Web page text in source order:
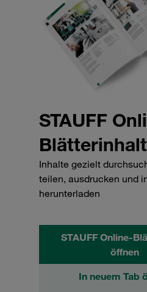
STAUFF
Blätterinhalt
Inhalte gezielt
teilen, ausdrucken und
herunterladen
STAUFF Online-
öffnen
In neuem Tab